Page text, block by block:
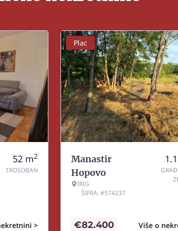
52 m2
TROSOBAN
>
Plac
Manastir
Hopovo
IRIG
ŠIFRA: #574237
Više o
€82.400